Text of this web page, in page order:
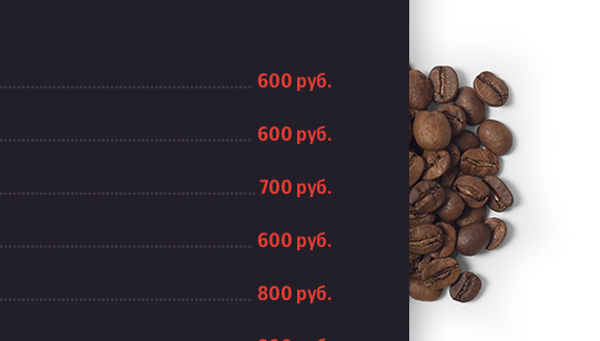
600 руб.
600 руб.
700 руб.
600 руб.
800 руб.